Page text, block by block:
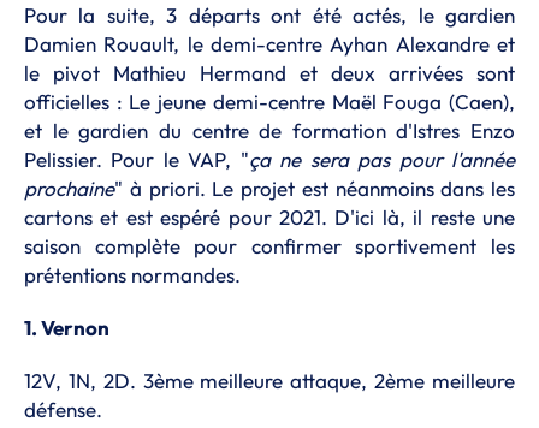
Pour la suite, 3 départs ont été actés, le gardien
Damien Rouault, le demi-centre Ayhan Alexandre et
le pivot Mathieu Hermand et deux arrivées sont
officielles : Le jeune demi-centre Maël Fouga (Caen),
et le gardien du centre de formation d'Istres Enzo
Pelissier. Pour le VAP, "ça ne sera pas pour l'année
prochaine" à priori. Le projet est néanmoins dans les
cartons et est espéré pour 2021. D'ici là, il reste une
saison complète pour confirmer sportivement les
prétentions normandes.
1. Vernon
12V, 1N, 2D. 3ème meilleure attaque, 2ème meilleure
défense.